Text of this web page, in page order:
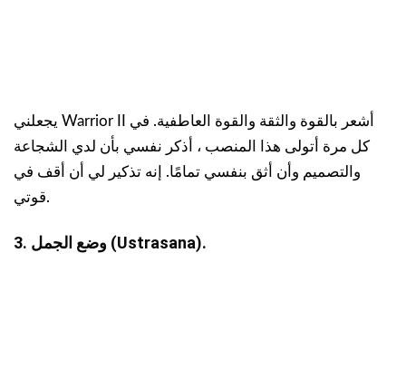
يجعلني Warrior II أشعر بالقوة والثقة والقوة العاطفية. في
كل مرة أتولى هذا المنصب ، أذكر نفسي بأن لدي الشجاعة
والتصميم وأن أثق بنفسي تمامًا. إنه تذكير لي أن أقف في
قوتي.
3. وضع الجمل (Ustrasana).